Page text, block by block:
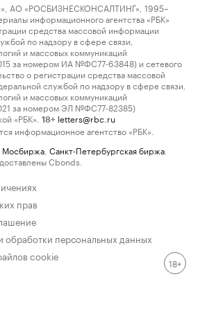
АО «РОСБИЗНЕСКОНСАЛТИНГ», 1995–
информационного агентства «РБК»
средства массовой информации
по надзору в сфере связи,
и массовых коммуникаций
за номером ИА №ФС77-63848) и сетевого
о регистрации средства массовой
службой по надзору в сфере связи,
и массовых коммуникаций
за номером ЭЛ №ФС77-82385)
«РБК».
18+ letters@rbc.ru
информационное агентство «РБК».
Мосбиржа Санкт-Петербургская биржа
Cbonds.
прав
обработки персональных данных
cookie
18+